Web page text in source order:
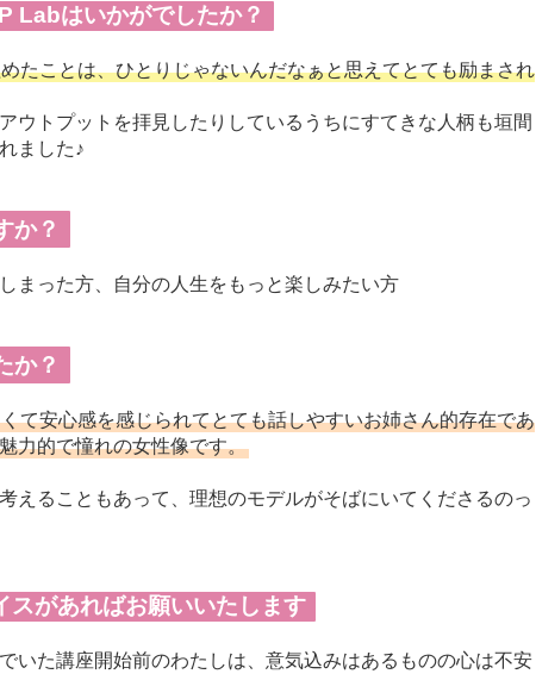
Labはいかがでしたか？
たことは、ひとりじゃないんだなぁと思えてとても励まされ
ウトプットを拝見したりしているうちにすてきな人柄も垣間
ました♪
か？
まった方、自分の人生をもっと楽しみたい方
か？
て安心感を感じられてとても話しやすいお姉さん的存在であ
力的で憧れの女性像です。
えることもあって、理想のモデルがそばにいてくださるのっ
スがあればお願いいたします
いた講座開始前のわたしは、意気込みはあるものの心は不安